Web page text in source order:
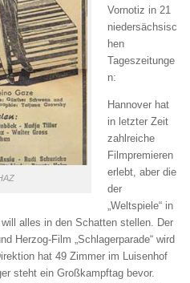
Vornotiz in 21
niedersächsisc
hen
Tageszeitunge
n:
Hannover hat
in letzter Zeit
zahlreiche
Filmpremieren
erlebt, aber die
der
„Weltspiele“ in
alles in den Schatten stellen. Der
Herzog-Film „Schlagerparade“ wird
hat 49 Zimmer im Luisenhof
steht ein Großkampftag bevor.